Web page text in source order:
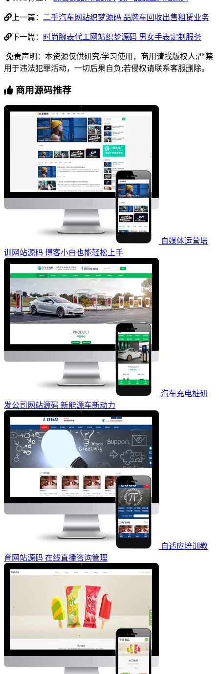
上一篇： 二手汽车网站织梦源码 品牌车回收出售租赁业务
下一篇： 时尚腕表代工网站织梦源码 男女手表定制服务
免责声明：本资源仅供研究/学习使用，商用请找版权人;严禁
用于违法犯罪活动，一切后果自负;若侵权请联系客服删除。
商用源码推荐
自媒体运营培
训网站源码 博客小白也能轻松上手
汽车充电桩研
发公司网站源码 新能源车新动力
自适应培训教
育网站源码 在线直播咨询管理